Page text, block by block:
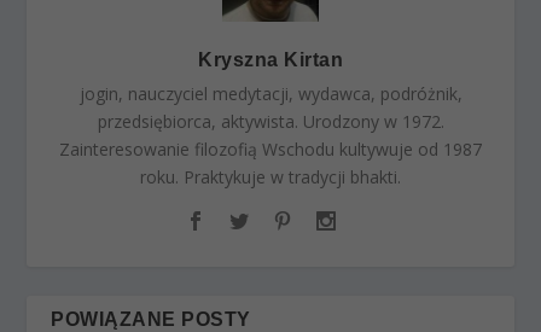
Kryszna Kirtan
jogin, nauczyciel medytacji, wydawca, podróżnik,
przedsiębiorca, aktywista. Urodzony w 1972.
Zainteresowanie filozofią Wschodu kultywuje od 1987
roku. Praktykuje w tradycji bhakti.
POWIĄZANE POSTY